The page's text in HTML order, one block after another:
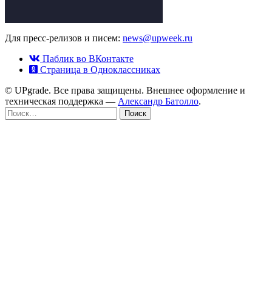
Для пресс-релизов и писем: news@upweek.ru
Паблик во ВКонтакте
Страница в Одноклассниках
© UPgrade. Все права защищены. Внешнее оформление и
техническая поддержка — Александр Батолло.
Найти: